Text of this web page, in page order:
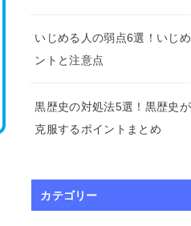
いじめる人の弱点6選！いじ
ントと注意点
黒歴史の対処法5選！黒歴史
克服するポイントまとめ
カテゴリー